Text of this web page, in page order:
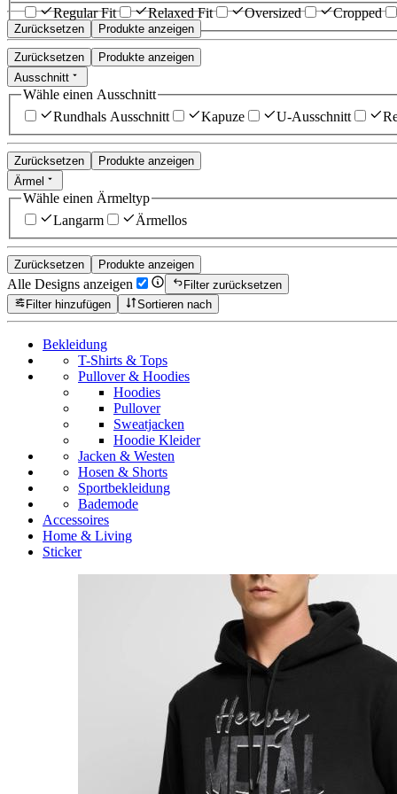
Zurücksetzen Produkte anzeigen
Regular Fit
Relaxed Fit Oversized Cropped
Zurücksetzen
Produkte anzeigen
Ausschnitt
Wähle einen Ausschnitt
Rundhals Ausschnitt
Kapuze U-Ausschnitt
Zurücksetzen
Produkte anzeigen
Ärmel
Wähle einen Ärmeltyp
Langarm
Ärmellos
Zurücksetzen Produkte anzeigen
Alle Designs anzeigen
Filter zurücksetzen
Filter hinzufügen
Sortieren nach
Bekleidung
T-Shirts & Tops
Pullover & Hoodies
Hoodies
Pullover
Sweatjacken
Hoodie Kleider
Jacken & Westen
Hosen & Shorts
Sportbekleidung
Bademode
Accessoires
Home & Living
Sticker